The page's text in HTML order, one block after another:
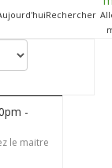
Rechercher
-
le maitre